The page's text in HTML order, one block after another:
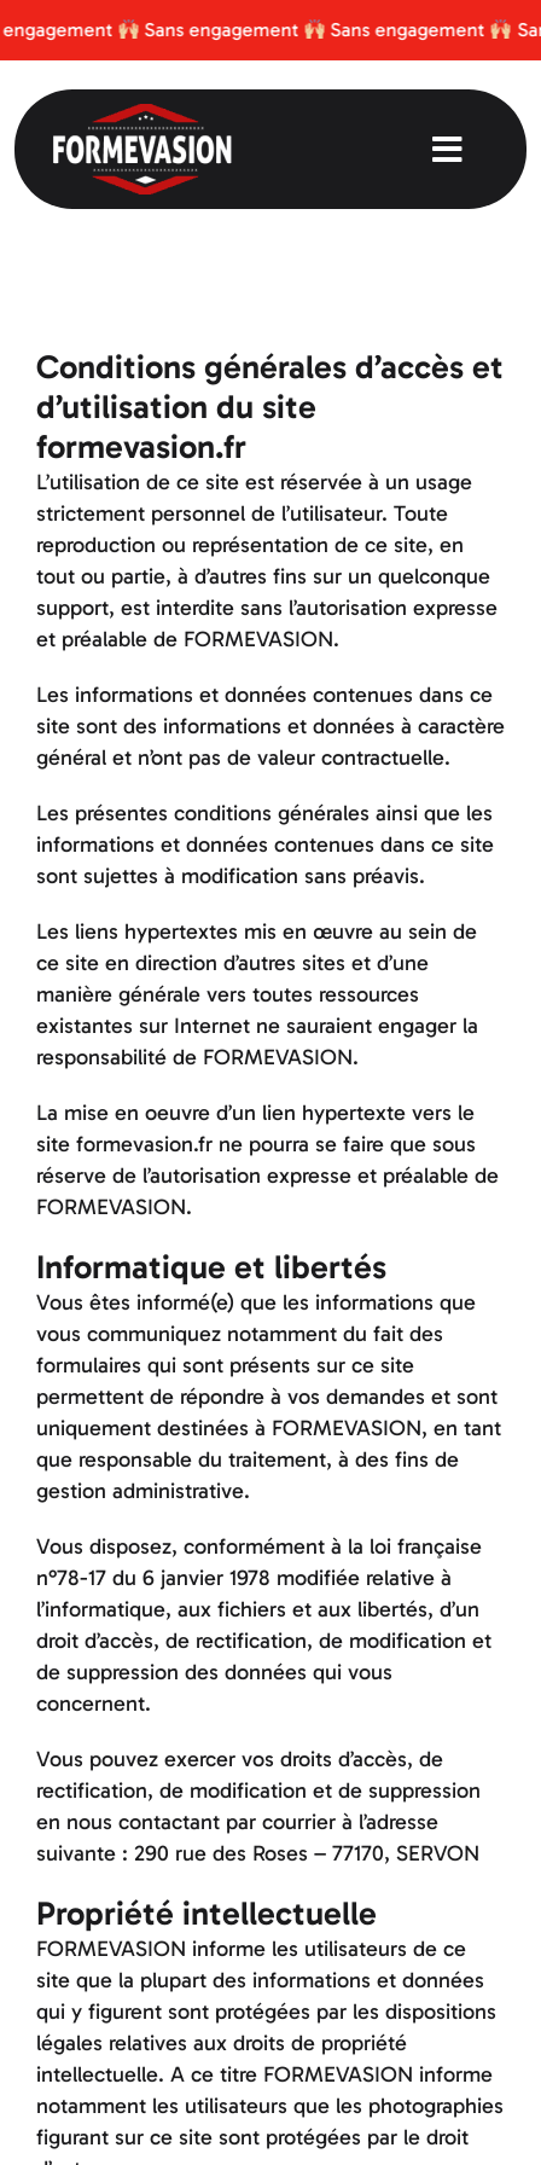
Sans engagement Sans engagement
Toggle
Tarifs
Conseils sportifs
Entrainements
Vos objectifs
Contact
Conditions générales d’accès et
d’utilisation du site
formevasion.fr
L’utilisation de ce site est réservée à un usage
strictement personnel de l’utilisateur. Toute
reproduction ou représentation de ce site, en
tout ou partie, à d’autres fins sur un quelconque
support, est interdite sans l’autorisation expresse
et préalable de FORMEVASION.
Les informations et données contenues dans ce
site sont des informations et données à caractère
général et n’ont pas de valeur contractuelle.
Les présentes conditions générales ainsi que les
informations et données contenues dans ce site
sont sujettes à modification sans préavis.
Les liens hypertextes mis en œuvre au sein de
ce site en direction d’autres sites et d’une
manière générale vers toutes ressources
existantes sur Internet ne sauraient engager la
responsabilité de FORMEVASION.
La mise en oeuvre d’un lien hypertexte vers le
site formevasion.fr ne pourra se faire que sous
réserve de l’autorisation expresse et préalable de
FORMEVASION.
Informatique et libertés
Vous êtes informé(e) que les informations que
vous communiquez notamment du fait des
formulaires qui sont présents sur ce site
permettent de répondre à vos demandes et sont
uniquement destinées à FORMEVASION, en tant
que responsable du traitement, à des fins de
gestion administrative.
Vous disposez, conformément à la loi française
n°78-17 du 6 janvier 1978 modifiée relative à
l’informatique, aux fichiers et aux libertés, d’un
droit d’accès, de rectification, de modification et
de suppression des données qui vous
concernent.
Vous pouvez exercer vos droits d’accès, de
rectification, de modification et de suppression
en nous contactant par courrier à l’adresse
suivante : 290 rue des Roses – 77170, SERVON
Propriété intellectuelle
FORMEVASION informe les utilisateurs de ce
site que la plupart des informations et données
qui y figurent sont protégées par les dispositions
légales relatives aux droits de propriété
intellectuelle. A ce titre FORMEVASION informe
notamment les utilisateurs que les photographies
figurant sur ce site sont protégées par le droit